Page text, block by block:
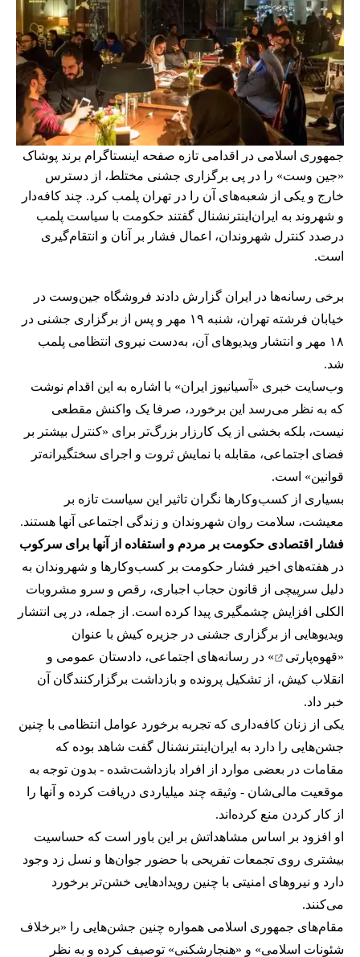
جمهوری اسلامی در اقدامی تازه صفحه اینستاگرام برند پوشاک
«جین وست» را در پی برگزاری جشنی مختلط، از دسترس
خارج و یکی از شعبه‌های آن را در تهران پلمب کرد. چند کافه‌‌دار
و شهروند به ایران‌اینترنشنال گفتند حکومت با سیاست پلمب
درصدد کنترل شهروندان، اعمال فشار بر آنان و انتقام‌گیری
است.
برخی رسانه‌ها در ایران گزارش دادند فروشگاه جین‌وست در
خیابان فرشته تهران، شنبه ۱۹ مهر و پس از برگزاری جشنی در
۱۸ مهر و انتشار ویدیوهای آن، به‌دست نیروی انتظامی پلمب
شد.
وب‌سایت خبری «آسیانیوز ایران» با اشاره به این اقدام نوشت
که به نظر می‌رسد این برخورد، صرفا یک واکنش مقطعی
نیست، بلکه بخشی از یک کارزار بزرگ‌تر برای «کنترل بیشتر بر
فضای اجتماعی، مقابله با نمایش ثروت و اجرای سختگیرانه‌تر
قوانین» است.
بسیاری از کسب‌وکارها نگران تاثیر این سیاست‌ تازه بر
معیشت، سلامت روان شهروندان و زندگی اجتماعی آنها هستند.
فشار اقتصادی حکومت بر مردم و استفاده از آنها برای سرکوب
در هفته‌های اخیر فشار حکومت بر کسب‌وکارها و شهروندان به
دلیل سرپیچی از قانون حجاب اجباری، رقص و سرو مشروبات
الکلی افزایش چشمگیری پیدا کرده است. از جمله، در پی انتشار
ویدیوهایی از برگزاری جشنی در جزیره کیش با عنوان
«قهوه‌پارتی
» در رسانه‌های اجتماعی، دادستان عمومی و
انقلاب کیش، از تشکیل پرونده و بازداشت برگزارکنندگان آن
خبر داد.
یکی از زنان کافه‌داری که تجربه برخورد عوامل انتظامی با چنین
جشن‌هایی را دارد به ایران‌اینترنشنال گفت شاهد بوده که
مقامات در بعضی موارد از افراد بازداشت‌‌شده - بدون توجه به
موقعیت مالی‌شان - وثیقه چند میلیاردی دریافت کرده و آنها را
از کار کردن منع کرده‌اند.
او افزود بر اساس مشاهداتش بر این باور است که حساسیت
بیشتری روی تجمعات تفریحی با حضور جوان‌ها و نسل زد وجود
دارد و نیروهای امنیتی با چنین رویدادهایی خشن‌تر برخورد
می‌کنند.
مقام‌های جمهوری اسلامی همواره چنین جشن‌هایی را «برخلاف
شئونات اسلامی» و «هنجارشکنی» توصیف کرده و به نظر